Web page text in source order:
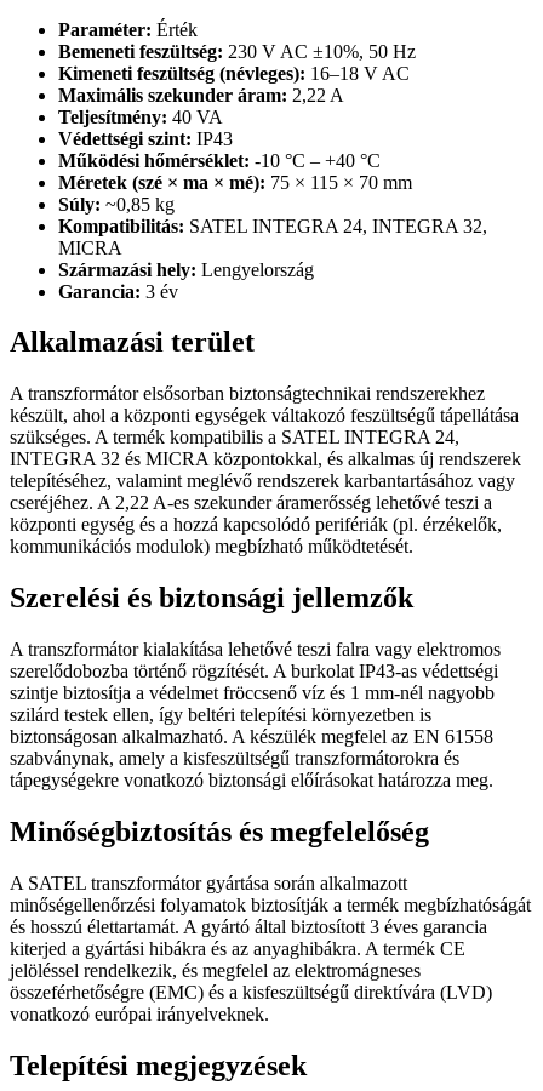
Paraméter: Érték
Bemeneti feszültség: 230 V AC ±10%, 50 Hz
Kimeneti feszültség (névleges): 16–18 V AC
Maximális szekunder áram: 2,22 A
Teljesítmény: 40 VA
Védettségi szint: IP43
Működési hőmérséklet: -10 °C – +40 °C
Méretek (szé × ma × mé): 75 × 115 × 70 mm
Súly: ~0,85 kg
Kompatibilitás: SATEL INTEGRA 24, INTEGRA 32,
MICRA
Származási hely: Lengyelország
Garancia: 3 év
Alkalmazási terület
A transzformátor elsősorban biztonságtechnikai rendszerekhez
készült, ahol a központi egységek váltakozó feszültségű tápellátása
szükséges. A termék kompatibilis a SATEL INTEGRA 24,
INTEGRA 32 és MICRA központokkal, és alkalmas új rendszerek
telepítéséhez, valamint meglévő rendszerek karbantartásához vagy
cseréjéhez. A 2,22 A-es szekunder áramerősség lehetővé teszi a
központi egység és a hozzá kapcsolódó perifériák (pl. érzékelők,
kommunikációs modulok) megbízható működtetését.
Szerelési és biztonsági jellemzők
A transzformátor kialakítása lehetővé teszi falra vagy elektromos
szerelődobozba történő rögzítését. A burkolat IP43-as védettségi
szintje biztosítja a védelmet fröccsenő víz és 1 mm-nél nagyobb
szilárd testek ellen, így beltéri telepítési környezetben is
biztonságosan alkalmazható. A készülék megfelel az EN 61558
szabványnak, amely a kisfeszültségű transzformátorokra és
tápegységekre vonatkozó biztonsági előírásokat határozza meg.
Minőségbiztosítás és megfelelőség
A SATEL transzformátor gyártása során alkalmazott
minőségellenőrzési folyamatok biztosítják a termék megbízhatóságát
és hosszú élettartamát. A gyártó által biztosított 3 éves garancia
kiterjed a gyártási hibákra és az anyaghibákra. A termék CE
jelöléssel rendelkezik, és megfelel az elektromágneses
összeférhetőségre (EMC) és a kisfeszültségű direktívára (LVD)
vonatkozó európai irányelveknek.
Telepítési megjegyzések